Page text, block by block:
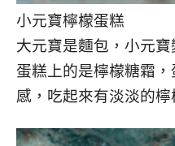
小元寶檸檬蛋糕
大元寶是麵包，小元
蛋糕上的是檸檬糖霜
感，吃起來有淡淡的